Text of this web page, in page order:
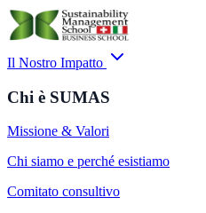
Il Nostro Impatto
Chi è SUMAS
Missione & Valori
Chi siamo e perché esistiamo
Comitato consultivo